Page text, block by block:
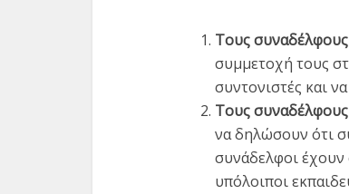
Τους συναδέλφους
συμμετοχή τους
συντονιστές και
Τους
να δηλώσουν ότι
συνάδελφοι έχουν
υπόλοιποι